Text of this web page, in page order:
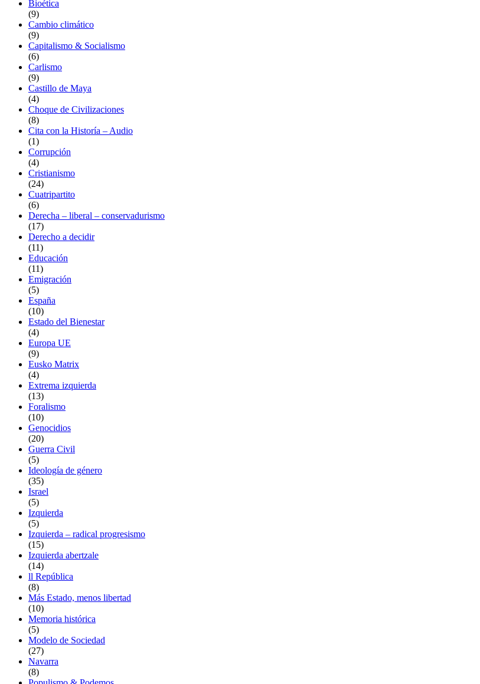
Bioética
(9)
Cambio climático
(9)
Capitalismo & Socialismo
(6)
Carlismo
(9)
Castillo de Maya
(4)
Choque de Civilizaciones
(8)
Cita con la Historía – Audio
(1)
Corrupción
(4)
Cristianismo
(24)
Cuatripartito
(6)
Derecha – liberal – conservadurismo
(17)
Derecho a decidir
(11)
Educación
(11)
Emigración
(5)
España
(10)
Estado del Bienestar
(4)
Europa UE
(9)
Eusko Matrix
(4)
Extrema izquierda
(13)
Foralismo
(10)
Genocidios
(20)
Guerra Civil
(5)
Ideología de género
(35)
Israel
(5)
Izquierda
(5)
Izquierda – radical progresismo
(15)
Izquierda abertzale
(14)
ll República
(8)
Más Estado, menos libertad
(10)
Memoria histórica
(5)
Modelo de Sociedad
(27)
Navarra
(8)